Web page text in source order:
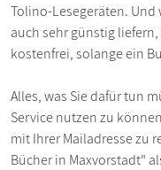
Tolino-Lesegeräten.
auch sehr günstig
kostenfrei, solange ein
Alles, was Sie dafür tun
Service nutzen zu
mit Ihrer Mailadresse zu
Bücher in Maxvorstadt"